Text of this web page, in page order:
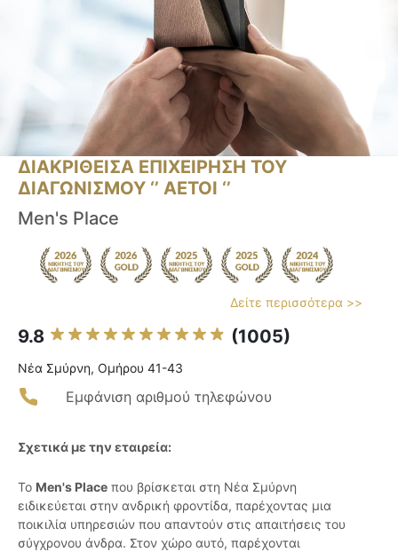
ΔΙΑΚΡΙΘΕΙΣΑ ΕΠΙΧΕΙΡΗΣΗ ΤΟΥ
ΔΙΑΓΩΝΙΣΜΟΥ ‘’ ΑΕΤΟΙ ‘’
Men's Place
Δείτε περισσότερα >>
9.8 (1005)
Νέα Σμύρνη, Ομήρου 41-43
Εμφάνιση αριθμού τηλεφώνου
Σχετικά με την εταιρεία:
Το Men's Place που βρίσκεται στη Νέα Σμύρνη
ειδικεύεται στην ανδρική φροντίδα, παρέχοντας μια
ποικιλία υπηρεσιών που απαντούν στις απαιτήσεις του
σύγχρονου άνδρα. Στον χώρο αυτό, παρέχονται